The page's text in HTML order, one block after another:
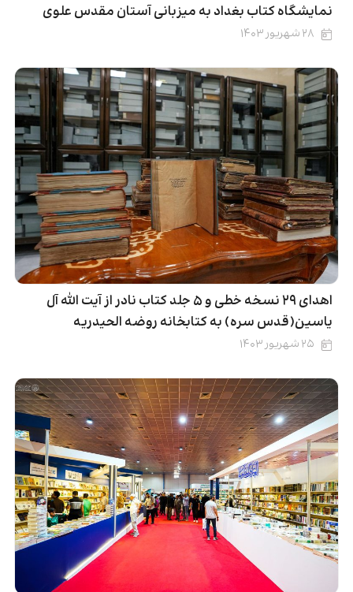
نمایشگاه کتاب بغداد به میزبانی آستان مقدس علوی
۲۸ شهریور ۱۴۰۳
اهدای ۲۹ نسخه خطی و ۵ جلد کتاب نادر از آیت الله آل
یاسین(قدس سره) به کتابخانه روضه الحیدریه
۲۵ شهریور ۱۴۰۳